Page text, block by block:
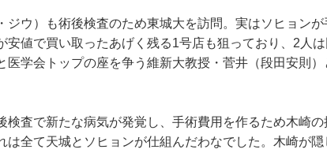
ジウ）も術後検査のため東城大を訪問。実はソヒョン
安値で買い取ったあげく残る1号店も狙っており、2人
医学会トップの座を争う維新大教授・菅井（段田安則
検査で新たな病気が発覚し、手術費用を作るため木崎
は全て天城とソヒョンが仕組んだわなでした。木崎が